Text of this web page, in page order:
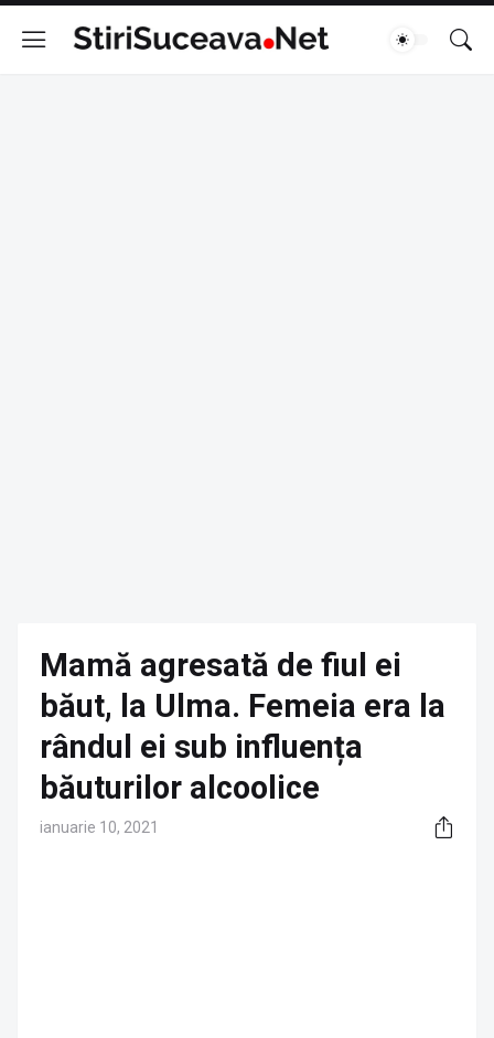
Mamă agresată de fiul ei
băut, la Ulma. Femeia era la
rândul ei sub influența
băuturilor alcoolice
ianuarie 10, 2021